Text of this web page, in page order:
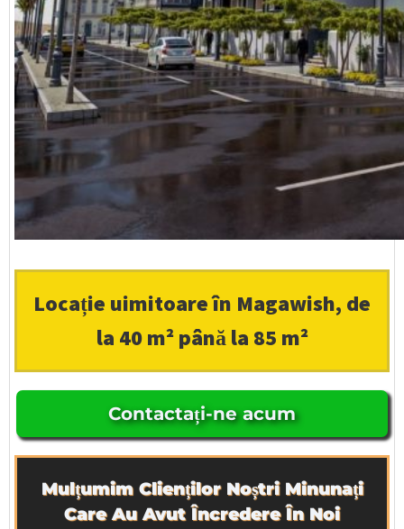
Locație uimitoare în Magawish, de
la 40 m² până la 85 m²
Contactați-ne acum
Mulțumim Clienților Noștri Minunați
Care Au Avut Încredere În Noi